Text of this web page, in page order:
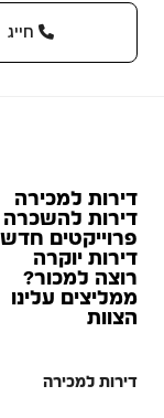
חייג
דירות למכירה
דירות להשכרה
פרוייקטים
דירות יוקרה
רוצה למכור?
ממליצים עלינו
הצוות
דירות למכירה